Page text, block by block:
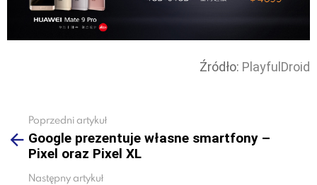
Źródło: PlayfulDroid
more
Poprzedni artykuł
Google prezentuje własne smartfony –
Pixel oraz Pixel XL
Następny artykuł